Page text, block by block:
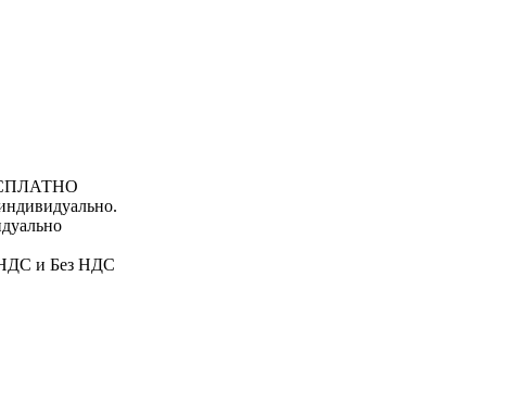
НДС и Без НДС